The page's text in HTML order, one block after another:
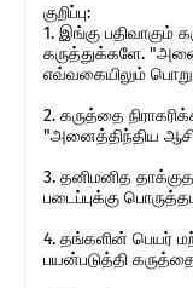
குறிப்பு:
1. இங்கு
கருத்துக்களே.
எவ்வகையிலும்
2. கருத்தை
"அனைத்திந்திய
3. தனிமனித
படைப்புக்கு
4. தங்களின் பெயர்
பயன்படுத்தி